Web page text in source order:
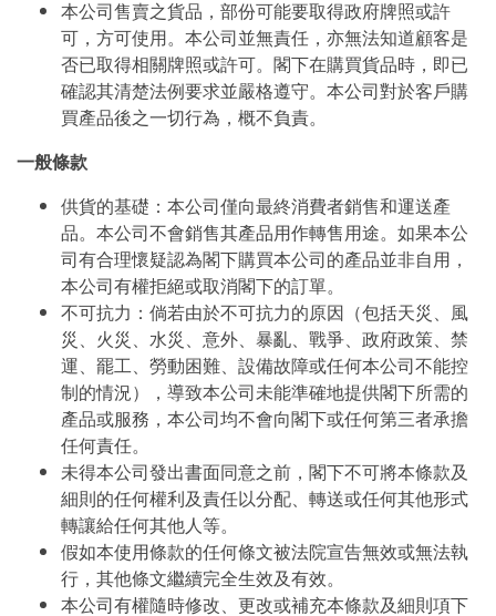
本公司售賣之貨品，部份可能要取得政府牌照或許
可，方可使用。本公司並無責任，亦無法知道顧客是
否已取得相關牌照或許可。閣下在購買貨品時，即已
確認其清楚法例要求並嚴格遵守。本公司對於客戶購
買產品後之一切行為，概不負責。
一般條款
供貨的基礎：本公司僅向最終消費者銷售和運送產
品。本公司不會銷售其產品用作轉售用途。如果本公
司有合理懷疑認為閣下購買本公司的產品並非自用，
本公司有權拒絕或取消閣下的訂單。
不可抗力：倘若由於不可抗力的原因（包括天災、風
災、火災、水災、意外、暴亂、戰爭、政府政策、禁
運、罷工、勞動困難、設備故障或任何本公司不能控
制的情況），導致本公司未能準確地提供閣下所需的
產品或服務，本公司均不會向閣下或任何第三者承擔
任何責任。
未得本公司發出書面同意之前，閣下不可將本條款及
細則的任何權利及責任以分配、轉送或任何其他形式
轉讓給任何其他人等。
假如本使用條款的任何條文被法院宣告無效或無法執
行，其他條文繼續完全生效及有效。
本公司有權隨時修改、更改或補充本條款及細則項下